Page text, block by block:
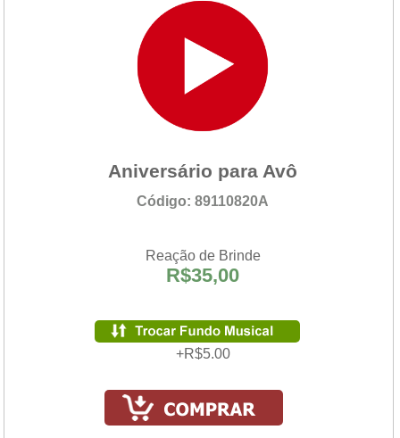
Aniversário para Avô
Código: 89110820A
Reação de Brinde
R$35,00
+R$5.00